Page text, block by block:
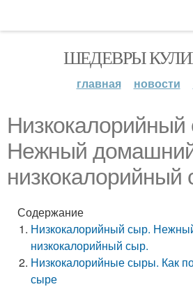
ШЕДЕВРЫ
главная новости
Низкокалорийный
Нежный
низкокалорийный
Содержание
Низкокалорийный сыр.
низкокалорийный сыр.
Низкокалорийные сыры. Как
сыре